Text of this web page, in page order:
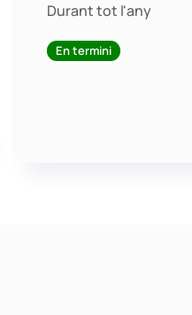
Durant tot l'any
En termini